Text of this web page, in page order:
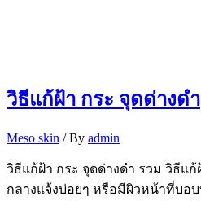
วิธีแก้ฝ้า กระ จุดด่างดำ
Meso skin / By admin
วิธีแก้ฝ้า กระ จุดด่างดำ รวม วิธีแ
กลางแจ้งบ่อยๆ หรือมีผิวหน้าที่บอ